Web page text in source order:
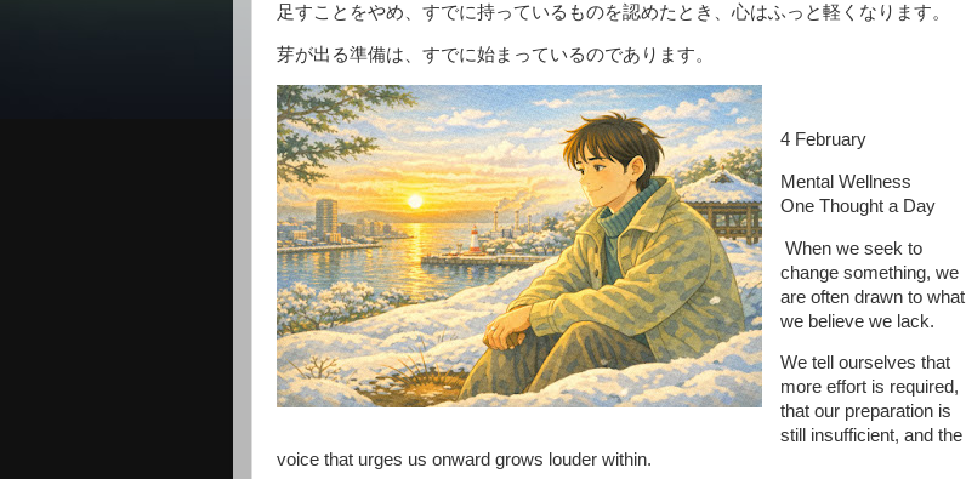
足すことをやめ、すでに持っているものを認めたとき、心はふっと軽くなります。
芽が出る準備は、すでに始まっているのであります。
4 February
Mental Wellness
One Thought a Day
When we seek to
change something, we
are often drawn to what
we believe we lack.
We tell ourselves that
more effort is required,
that our preparation is
still insufficient, and the
voice that urges us onward grows louder within.